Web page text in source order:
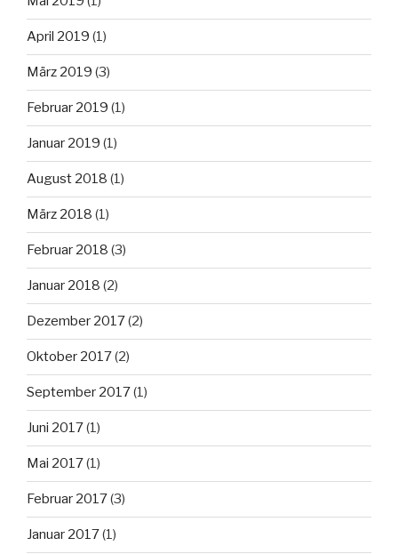
April 2019 (1)
März 2019 (3)
Februar 2019 (1)
Januar 2019 (1)
August 2018 (1)
März 2018 (1)
Februar 2018 (3)
Januar 2018 (2)
Dezember 2017(2)
Oktober 2017(2)
September 2017(1)
Juni 2017(1)
Mai 2017(1)
Februar 2017(3)
Januar 2017(1)